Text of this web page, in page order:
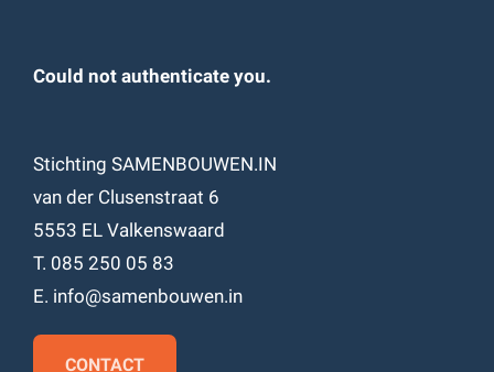
Could not authenticate you.
Stichting SAMENBOUWEN.IN
van der Clusenstraat 6
5553 EL Valkenswaard
T. 085 250 05 83
E. info@samenbouwen.in
CONTACT